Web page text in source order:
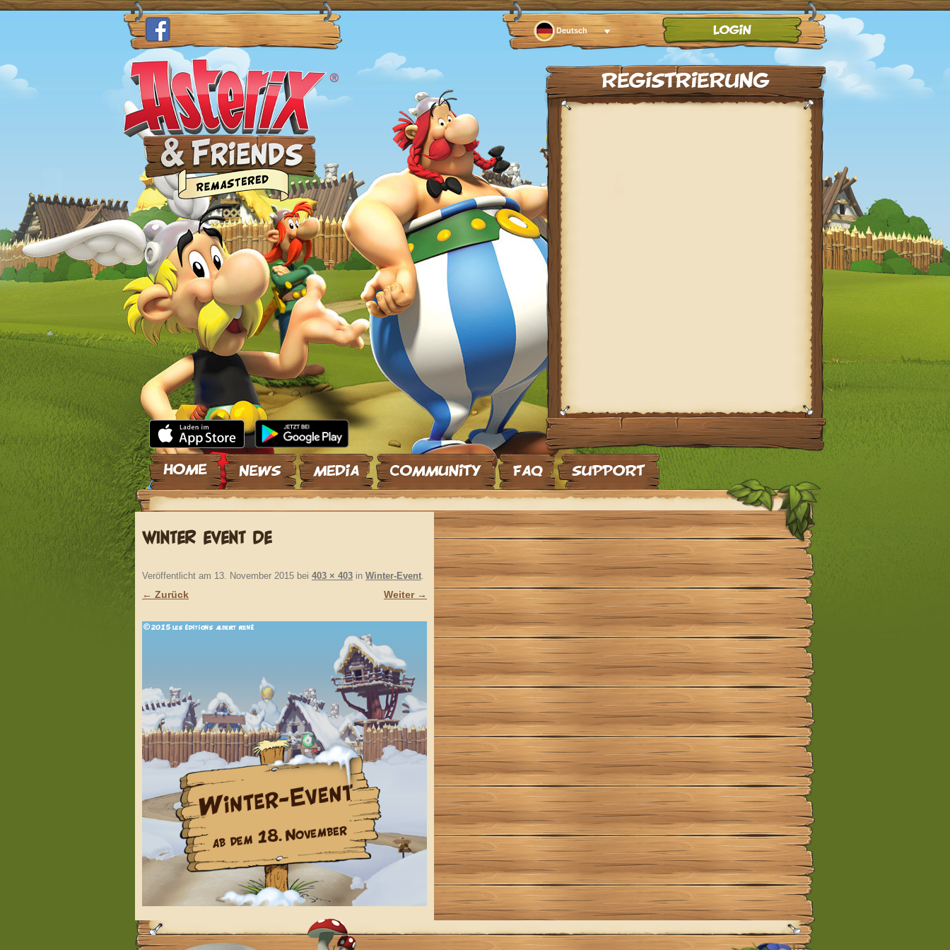
Deutsch
Zum Inhalt springen
WINTER EVENT DE
Veröffentlicht am 13. November 2015 bei 403 × 403 in Winter-Event.
← Zurück Weiter →